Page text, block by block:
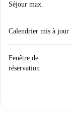
Séjour max.
Calendrier mis à jour
Fenêtre de
réservation